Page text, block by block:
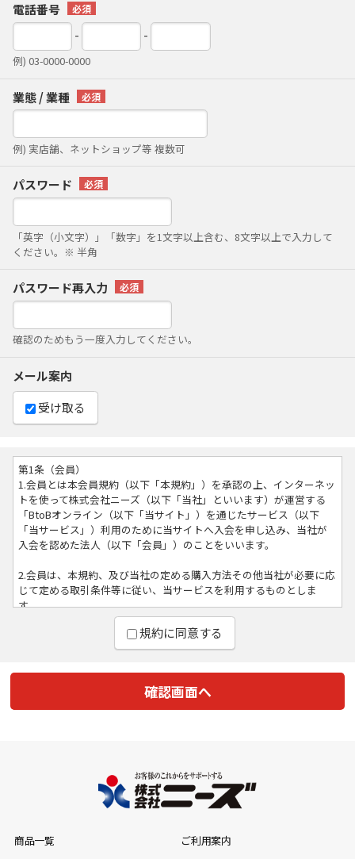
電話番号
-
-
例) 03-0000-0000
業態 / 業種
例) 実店舗、ネットショップ等 複数可
パスワード
「英字（小文字）」「数字」を1文字以上含む、8文字以上で入力して
ください。※ 半角
パスワード再入力
確認のためもう一度入力してください。
メール案内
受け取る
第1条（会員）
1.会員とは本会員規約（以下「本規約」）を承認の上、インターネッ
トを使って株式会社ニーズ（以下「当社」といいます）が運営する
「BtoBオンライン（以下「当サイト」）を通じたサービス（以下
「当サービス」）利用のために当サイトへ入会を申し込み、当社が
入会を認めた法人（以下「会員」）のことをいいます。
2.会員は、本規約、及び当社の定める購入方法その他当社が必要に応
じて定める取引条件等に従い、当サービスを利用するものとしま
す。
3.会員は、会員資格又はこれらに基づく権利義務を第三者に利用させ
たり、第三者と共用したり、貸与、譲渡、移転、売買、担保設定等は
4.当社が会員に付与するログインID及びパスワードは、会員本人が責
5.会員は、民法・商法その他日本国の法律に基づき、法律を遵守し商
取引を有効に履行することのできる法人又は個人とし、これに違反
規約に同意する
商品一覧
ご利用案内